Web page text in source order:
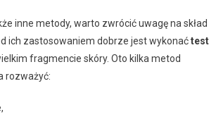
inne metody, warto zwrócić uwagę na skład
ich zastosowaniem dobrze jest wykonaćtest
fragmencie skóry. Oto kilka metod
rozważyć: